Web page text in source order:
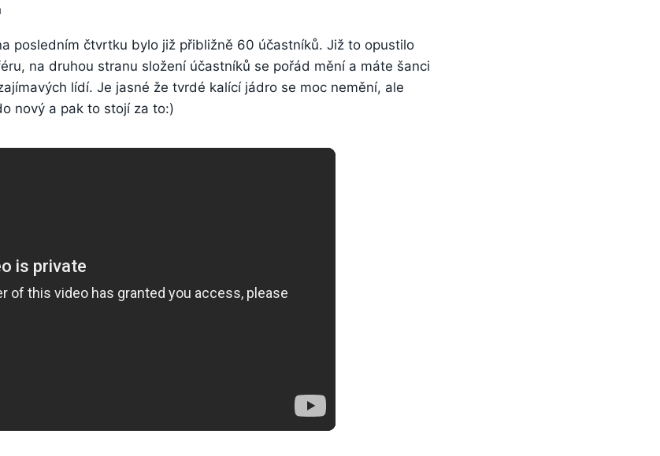
posledním čtvrtku bylo již přibližně 60 účastníků. Již to opustilo
na druhou stranu složení účastníků se pořád mění a máte šanci
lídí. Je jasné že tvrdé kalící jádro se moc nemění, ale
nový a pak to stojí za to:)